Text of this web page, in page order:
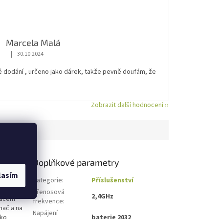
Marcela Malá
Hodnocení obchodu je 5 z 5 hvězdiček.
| 30.10.2024
dodání , určeno jako dárek, takže pevně doufám, že
Zobrazit další hodnocení ››
ovládací
a na
Doplňkové parametry
Kategorie:
Příslušenství
Přenosová
frekvence:
2,4GHz
Napájení